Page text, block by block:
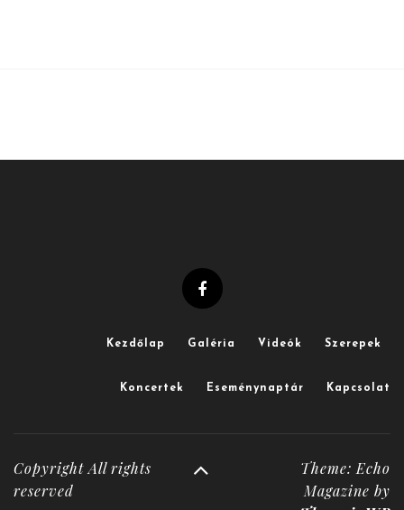
Kezdőlap Galéria Videók Szerepek
Koncertek Eseménynaptár Kapcsolat
Copyright All rights
reserved
Theme: Echo
Magazine by